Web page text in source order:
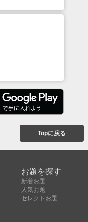
Topに戻る
お題を探す
新着お題
人気お題
セレクトお題